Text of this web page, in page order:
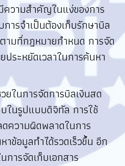
วามสำคัญในแง่ของการ
ารจำเป็นต้องเก็บรักษาบิล
ามที่กฎหมายกำหนด การจัด
ประหยัดเวลาในการค้นหา
ยในการจัดการบิลเงินสด
ในรูปแบบดิจิทัล การใช้
ความผิดพลาดในการ
ข้อมูลทำได้รวดเร็วขึ้น อีก
ารจัดเก็บเอกสาร